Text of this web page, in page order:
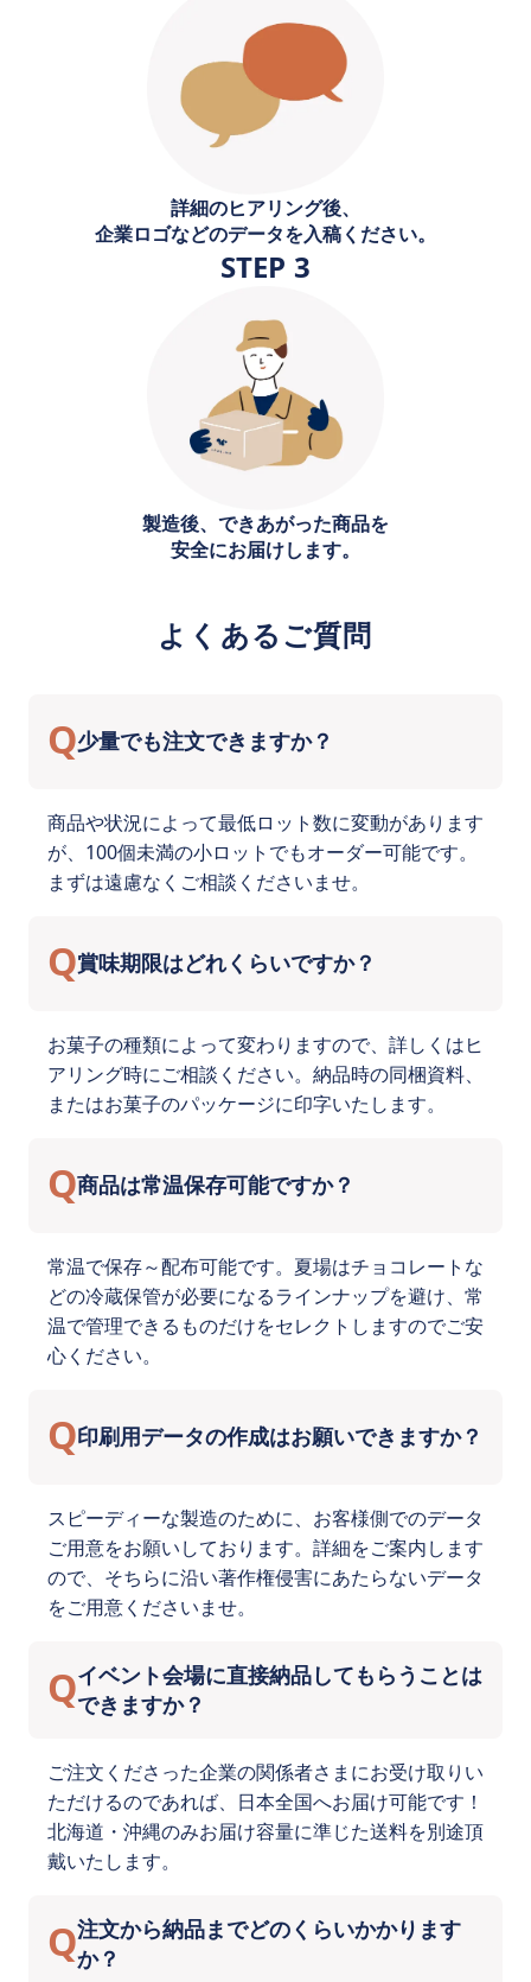
詳細のヒアリング後、
企業ロゴなどのデータを入稿ください。
STEP 3
製造後、できあがった商品を
安全にお届けします。
よくあるご質問
Q少量でも注文できますか？
商品や状況によって最低ロット数に変動があります
が、100個未満の小ロットでもオーダー可能です。
まずは遠慮なくご相談くださいませ。
Q賞味期限はどれくらいですか？
お菓子の種類によって変わりますので、詳しくはヒ
アリング時にご相談ください。納品時の同梱資料、
またはお菓子のパッケージに印字いたします。
Q商品は常温保存可能ですか？
常温で保存～配布可能です。夏場はチョコレートな
どの冷蔵保管が必要になるラインナップを避け、常
温で管理できるものだけをセレクトしますのでご安
心ください。
Q印刷用データの作成はお願いできますか？
スピーディーな製造のために、お客様側でのデータ
ご用意をお願いしております。詳細をご案内します
ので、そちらに沿い著作権侵害にあたらないデータ
をご用意くださいませ。
Qイベント会場に直接納品してもらうことは
できますか？
ご注文くださった企業の関係者さまにお受け取りい
ただけるのであれば、日本全国へお届け可能です！
北海道・沖縄のみお届け容量に準じた送料を別途頂
戴いたします。
Q注文から納品までどのくらいかかります
か？